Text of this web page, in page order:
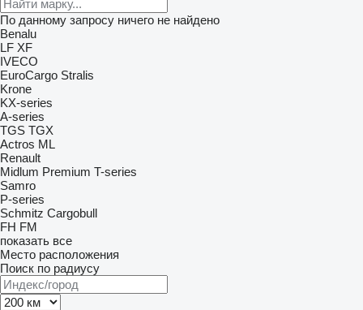
По данному запросу ничего не найдено
Benalu
LF XF
IVECO
EuroCargo Stralis
Krone
KX-series
A-series
TGS TGX
Actros ML
Renault
Midlum Premium T-series
Samro
P-series
Schmitz Cargobull
FH FM
показать все
Место расположения
Поиск по радиусу